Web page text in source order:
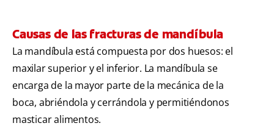
Causas de las fracturas de mandíbula
La mandíbula está compuesta por dos huesos: el
maxilar superior y el inferior. La mandíbula se
encarga de la mayor parte de la mecánica de la
boca, abriéndola y cerrándola y permitiéndonos
masticar alimentos.